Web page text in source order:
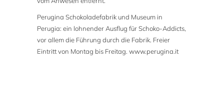
Perugina Schokoladefabrik und Museum in
Perugia: ein lohnender Ausflug für Schoko-Addicts,
vor allem die Führung durch die Fabrik. Freier
Eintritt von Montag bis Freitag. www.perugina.it